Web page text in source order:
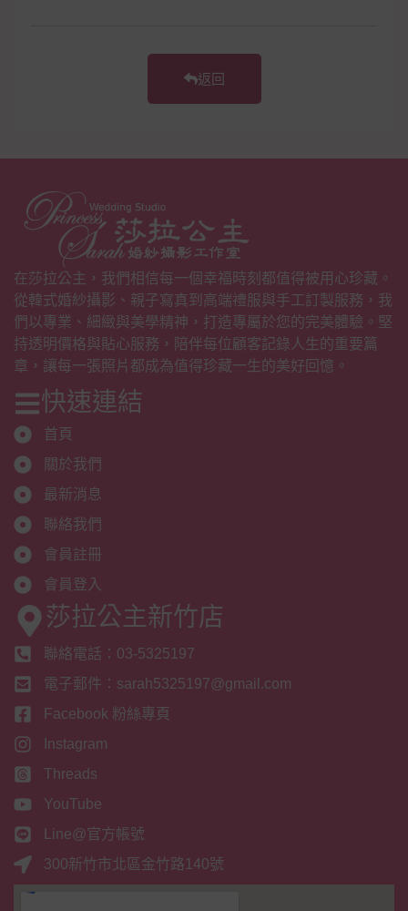
返回
在莎拉公主，我們相信每一個幸福時刻都值得被用心珍藏。
從韓式婚紗攝影、親子寫真到高端禮服與手工訂製服務，我
們以專業、細緻與美學精神，打造專屬於您的完美體驗。堅
持透明價格與貼心服務，陪伴每位顧客記錄人生的重要篇
章，讓每一張照片都成為值得珍藏一生的美好回憶。
快速連結
首頁
關於我們
最新消息
聯絡我們
會員註冊
會員登入
莎拉公主新竹店
聯絡電話：03-5325197
電子郵件：sarah5325197@gmail.com
Facebook 粉絲專頁
Instagram
Threads
YouTube
Line@官方帳號
300新竹市北區金竹路140號